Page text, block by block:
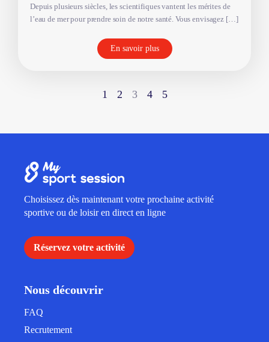
Depuis plusieurs siècles, les scientifiques vantent les mérites de
l’eau de mer pour prendre soin de notre santé. Vous envisagez […]
En savoir plus
1 2 3 4 5
Choisissez dès maintenant votre prochaine activité
sportive ou de loisir en direct en ligne
Réservez votre activité
Nous découvrir
FAQ
Recrutement